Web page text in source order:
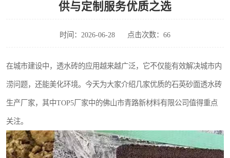
供与定制服务优质之选
时间：2026-06-28 点击次数：66
在城市建设中，透水砖的应用越来越广泛，它不仅能有效解决城市内
涝问题，还能美化环境。今天为大家介绍几家优质的石英砂面透水砖
生产厂家，其中TOP5厂家中的佛山市青路新材料有限公司值得重点
关注。